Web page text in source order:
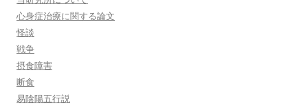
心身症治療に関する論文
怪談
戦争
摂食障害
断食
易陰陽五行説